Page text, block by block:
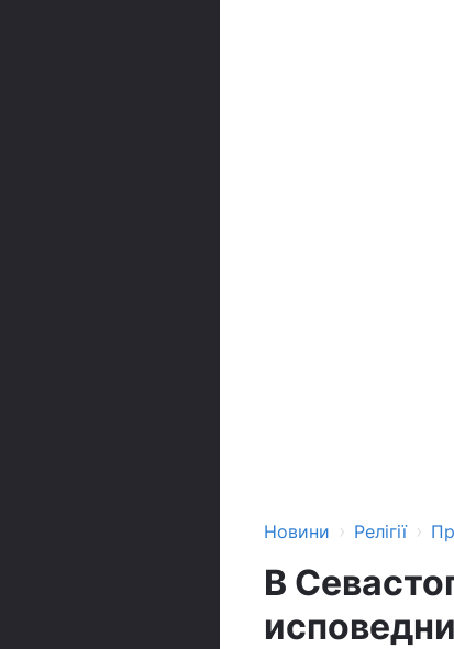
Новини › Релігії ›
В